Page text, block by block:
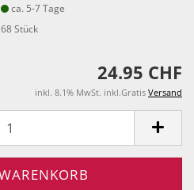
ca. 5-7 Tage
68Stück
24.95 CHF
inkl. 8.1% MwSt. inkl.Gratis Versand